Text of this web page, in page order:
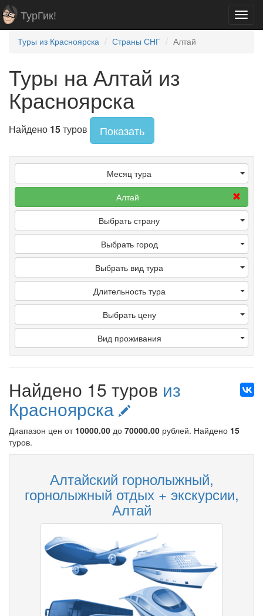
ТурГик!
Туры из Красноярска Страны СНГ Алтай
Туры на Алтай из
Красноярска
Найдено 15туров Показать
Месяц тура
Алтай
Выбрать страну
Выбрать город
Выбрать вид тура
Длительность тура
Выбрать цену
Вид проживания
Найдено 15 туров из
Красноярска
Диапазон цен от 10000.00 до 70000.00 рублей. Найдено 15
туров.
Алтайский горнолыжный,
горнолыжный отдых + экскурсии,
Алтай